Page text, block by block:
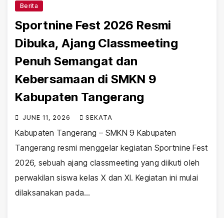
Berita
Sportnine Fest 2026 Resmi
Dibuka, Ajang Classmeeting
Penuh Semangat dan
Kebersamaan di SMKN 9
Kabupaten Tangerang
JUNE 11, 2026 SEKATA
Kabupaten Tangerang – SMKN 9 Kabupaten
Tangerang resmi menggelar kegiatan Sportnine Fest
2026, sebuah ajang classmeeting yang diikuti oleh
perwakilan siswa kelas X dan XI. Kegiatan ini mulai
dilaksanakan pada…